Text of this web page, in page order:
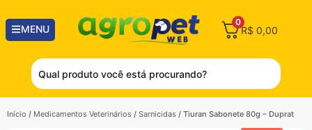
MENU
0
R$ 0,00
Início / Medicamentos Veterinários / Sarnicidas / Tiuran Sabonete 80g – Duprat